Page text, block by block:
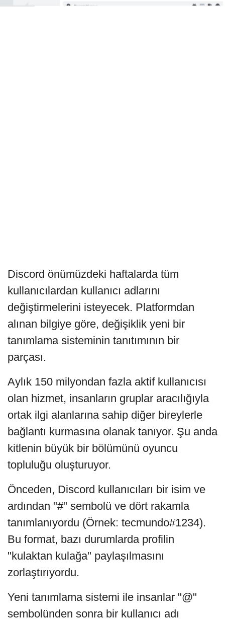
Discord önümüzdeki haftalarda tüm
kullanıcılardan kullanıcı adlarını
değiştirmelerini isteyecek. Platformdan
alınan bilgiye göre, değişiklik yeni bir
tanımlama sisteminin tanıtımının bir
parçası.
Aylık 150 milyondan fazla aktif kullanıcısı
olan hizmet, insanların gruplar aracılığıyla
ortak ilgi alanlarına sahip diğer bireylerle
bağlantı kurmasına olanak tanıyor. Şu anda
kitlenin büyük bir bölümünü oyuncu
topluluğu oluşturuyor.
Önceden, Discord kullanıcıları bir isim ve
ardından "#" sembolü ve dört rakamla
tanımlanıyordu (Örnek: tecmundo#1234).
Bu format, bazı durumlarda profilin
"kulaktan kulağa" paylaşılmasını
zorlaştırıyordu.
Yeni tanımlama sistemi ile insanlar "@"
sembolünden sonra bir kullanıcı adı